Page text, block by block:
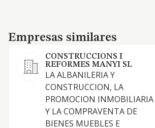
Empresas similares
Empresas similares
CONSTRUCCIONS I
REFORMES MANYI SL
LA ALBANILERIA Y
CONSTRUCCION, LA
PROMOCION INMOBILIARIA
Y LA COMPRAVENTA DE
BIENES MUEBLES E